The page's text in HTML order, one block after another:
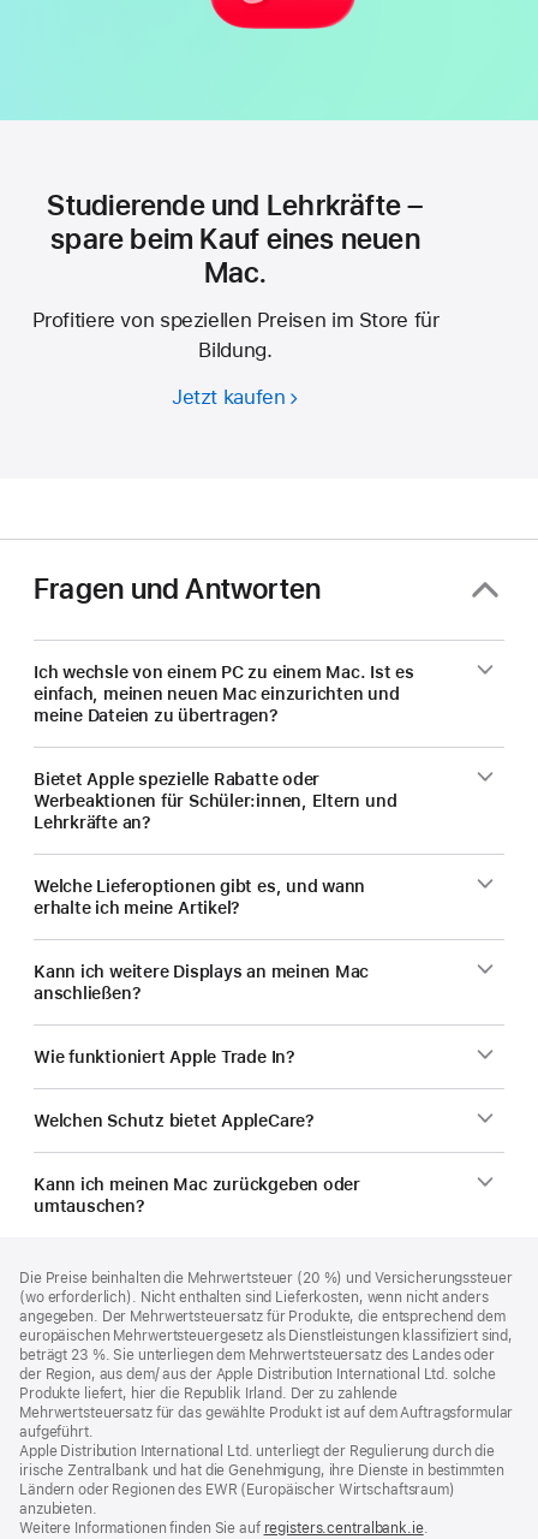
Studierende und Lehrkräfte –
spare beim Kauf eines neuen
Mac.
Profitiere von speziellen Preisen im Store für
Bildung.
Jetzt kaufen Studierende
Kauf
eines
neuen
Mac.
Fragen und Antworten
Ich wechsle von einem PC zu einem Mac. Ist es
einfach, meinen neuen Mac einzurichten und
meine Dateien zu übertragen?
Bietet Apple spezielle Rabatte oder
Werbeaktionen für Schüler:innen, Eltern und
Lehrkräfte an?
Welche Lieferoptionen gibt es, und wann
erhalte ich meine Artikel?
Kann ich weitere Displays an meinen Mac
anschließen?
Wie funktioniert Apple Trade In?
Welchen Schutz bietet AppleCare?
Kann ich meinen Mac zurückgeben oder
umtauschen?
Die Preise beinhalten die Mehrwertsteuer (20 %) und Versicherungssteuer
(wo erforderlich). Nicht enthalten sind Lieferkosten, wenn nicht anders
angegeben. Der Mehrwertsteuersatz für Produkte, die entsprechend dem
europäischen Mehrwertsteuergesetz als Dienstleistungen klassifiziert sind,
beträgt 23 %. Sie unterliegen dem Mehrwertsteuersatz des Landes oder
der Region, aus dem/ aus der Apple Distribution International Ltd. solche
Produkte liefert, hier die Republik Irland. Der zu zahlende
Mehrwertsteuersatz für das gewählte Produkt ist auf dem Auftragsformular
aufgeführt.
Apple Distribution International Ltd. unterliegt der Regulierung durch die
irische Zentralbank und hat die Genehmigung, ihre Dienste in bestimmten
Ländern oder Regionen des EWR (Europäischer Wirtschaftsraum)
anzubieten.
Weitere Informationen finden Sie auf registers.centralbank.ie(Öffnet
.